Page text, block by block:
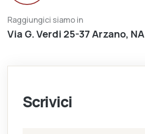
Raggiungici siamo in
Via G. Verdi 25-37 Arzano, NA
Scrivici